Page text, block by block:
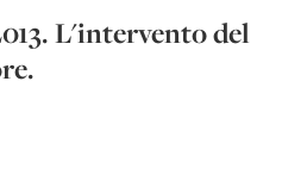
L'intervento del